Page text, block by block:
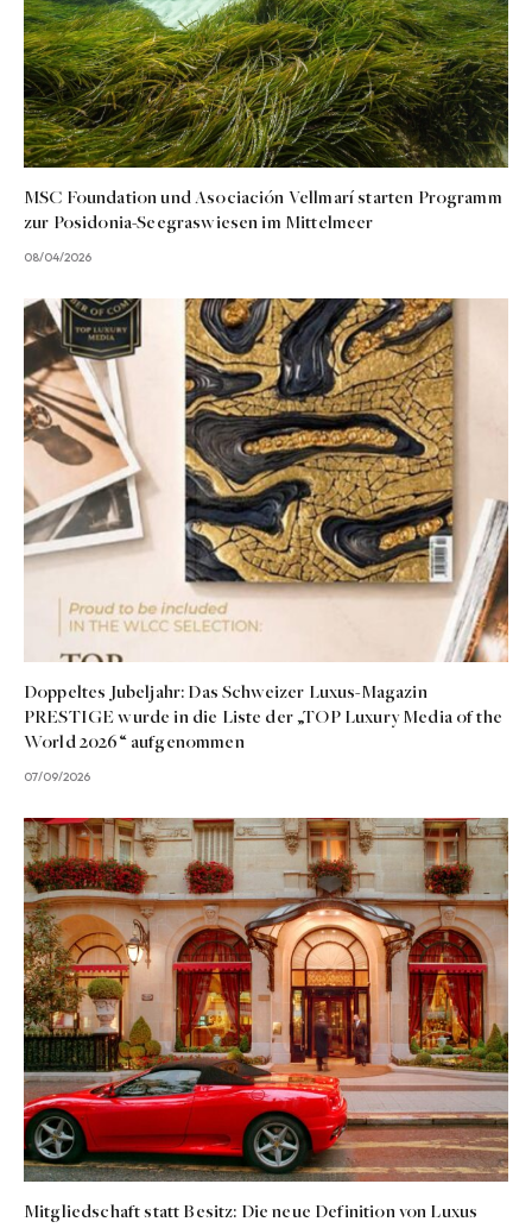
MSC Foundation und Asociación Vellmarí starten Programm
zur Posidonia-Seegraswiesen im Mittelmeer
08/04/2026
Doppeltes Jubeljahr: Das Schweizer Luxus-Magazin
PRESTIGE wurde in die Liste der „TOP Luxury Media of the
World 2026“ aufgenommen
07/09/2026
Mitgliedschaft statt Besitz: Die neue Definition von Luxus